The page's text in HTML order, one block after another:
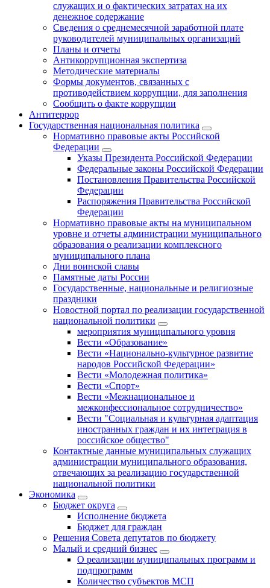
служащих и о фактических затратах на их
денежное содержание
Сведения о среднемесячной заработной плате
руководителей муниципальных организаций
Планы и отчеты
Антикоррупционная экспертиза
Методические материалы
Формы документов, связанных с
противодействием коррупции, для заполнения
Сообщить о факте коррупции
Антитеррор
Государственная национальная политика
Нормативно правовые акты Российской
Федерации
Указы Президента Российской Федерации
Федеральные законы Российской Федерации
Постановления Правительства Российской
Федерации
Распоряжения Правительства Российской
Федерации
Нормативно правовые акты на муниципальном
уровне и отчеты администрации муниципального
образования о реализации комплексного
муниципального плана
Дни воинской славы
Памятные даты России
Государственные, национальные и религиозные
праздники
Новостной портал по реализации государственной
национальной политики
мероприятия муниципального уровня
Вести «Образование»
Вести «Национально-культурное развитие
народов Российской Федерации»
Вести «Молодежная политика»
Вести «Спорт»
Вести «Межнациональное и
межконфессиональное сотрудничество»
Вести "Социальная и культурная адаптация
иностранных граждан и их интеграция в
российское общество"
Контактные данные муниципальных служащих
администрации муниципального образования,
отвечающих за реализацию государственной
национальной политики
Экономика
Бюджет округa
Исполнение бюджета
Бюджет для граждан
Решения Совета депутатов по бюджету
Малый и средний бизнес
О реализации муниципальных программ и
подпрограмм
Количество субъектов МСП